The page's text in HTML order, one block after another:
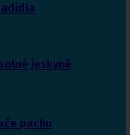
jeskyně
pachu